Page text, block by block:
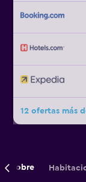
12 ofertas más
Sobre